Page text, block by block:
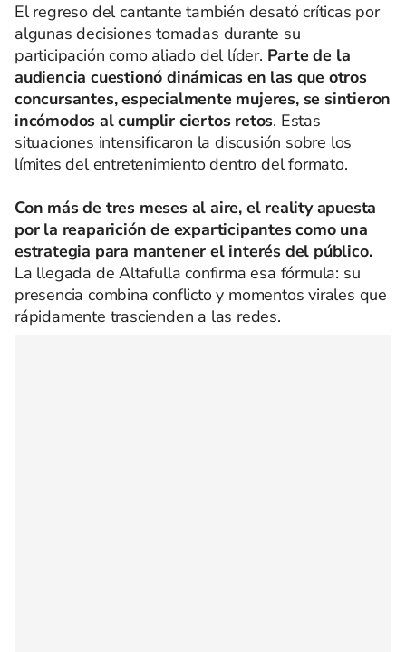
El regreso del cantante también desató críticas por
algunas decisiones tomadas durante su
participación como aliado del líder. Parte de la
audiencia cuestionó dinámicas en las que otros
concursantes, especialmente mujeres, se sintieron
incómodos al cumplir ciertos retos. Estas
situaciones intensificaron la discusión sobre los
límites del entretenimiento dentro del formato.
Con más de tres meses al aire, el reality apuesta
por la reaparición de exparticipantes como una
estrategia para mantener el interés del público.
La llegada de Altafulla confirma esa fórmula: su
presencia combina conflicto y momentos virales que
rápidamente trascienden a las redes.